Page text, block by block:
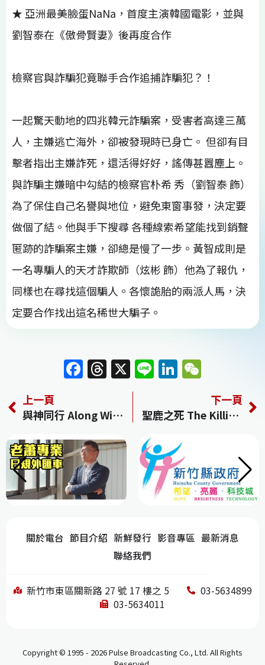
★ 亞洲最美臉蛋NaNa，首度主演韓國電影，並與
劉智泰在《傲骨賢妻》後再度合作
檢察官與詐騙犯竟聯手合作追捕詐騙犯？！
一起驚天動地的四兆韓元詐騙案，受害者高達三萬
人，主嫌逃亡海外，卻被發現時已⾝亡。 但卻有目
擊者指出主嫌詐死，還活得好好，謠傳甚囂塵上。
與詐騙主嫌暗中勾結的檢察官朴希 秀（劉智泰 飾）
為了保住自己名譽與地位，避免東窗事發，決定要
做個了結。他與手下搜尋 各種線索希望能找到銷聲
匿跡的詐騙案主嫌，卻總是慢了一步。黃智成則是
一名專騙人的天才詐欺師（炫彬 飾）他為了報仇，
同樣也在尋找這個騙人。各懷詭胎的兩派人馬，決
定要合作找出這名稀世大騙子。
F
a
c
e
b
o
o
k
T
h
re
a
d
s
X Li
n
e
Li
n
k
e
dI
n
C
h
上一頁
與神同行 Along With the Gods: The Two Worlds
下一頁
聖鹿之死 The Killing of a Sacred Deer
關於電台 節目介紹 新鮮發行 影音專區 最新消息
聯絡我們
新竹市東區關新路 27 號 17 樓之 5
03-5634899
03-5634011
Copyright © 1995 - 2026 Pulse Broadcasting Co., Ltd. All Rights